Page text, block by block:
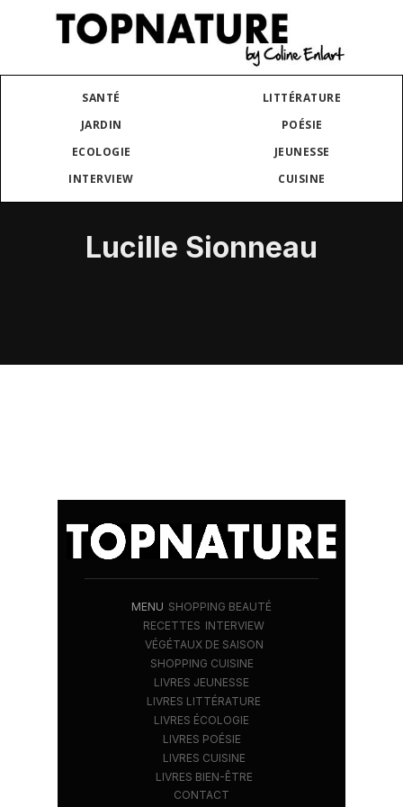
SANTÉ
LITTÉRATURE
JARDIN
POÉSIE
ECOLOGIE
JEUNESSE
INTERVIEW
CUISINE
Lucille Sionneau
MENU SHOPPING BEAUTÉ
RECETTES INTERVIEW
VÉGÉTAUX DE SAISON
SHOPPING CUISINE
LIVRES JEUNESSE
LIVRES LITTÉRATURE
LIVRES ÉCOLOGIE
LIVRES POÉSIE
LIVRES CUISINE
LIVRES BIEN-ÊTRE
CONTACT